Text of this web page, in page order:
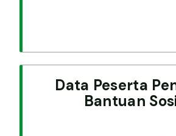
Data Peserta
Bantuan